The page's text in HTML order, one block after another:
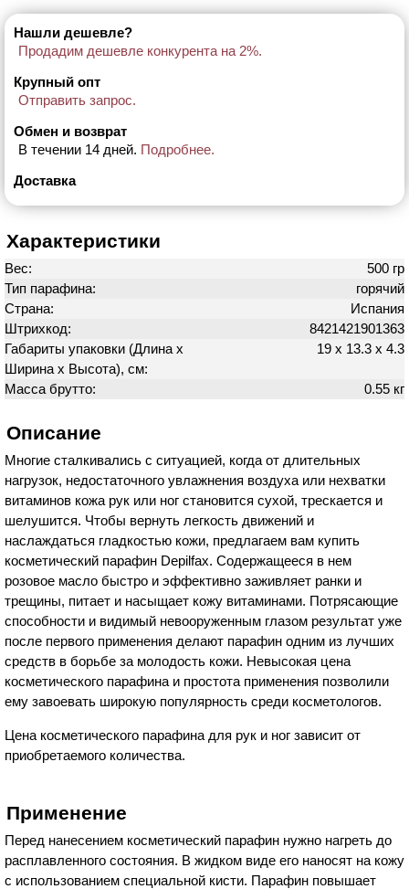
Нашли дешевле?
Продадим дешевле конкурента на 2%.
Крупный опт
Отправить запрос.
Обмен и возврат
В течении 14 дней. Подробнее.
Доставка
Характеристики
Вес:
500 гр
Тип парафина:
горячий
Страна:
Испания
Штрихкод:
8421421901363
Габариты упаковки (Длина х
Ширина х Высота), см:
19 х 13.3 х 4.3
Масса брутто: 0.55 кг
Описание
Многие сталкивались с ситуацией, когда от длительных
нагрузок, недостаточного увлажнения воздуха или нехватки
витаминов кожа рук или ног становится сухой, трескается и
шелушится. Чтобы вернуть легкость движений и
наслаждаться гладкостью кожи, предлагаем вам купить
косметический парафин Depilfax. Содержащееся в нем
розовое масло быстро и эффективно заживляет ранки и
трещины, питает и насыщает кожу витаминами. Потрясающие
способности и видимый невооруженным глазом результат уже
после первого применения делают парафин одним из лучших
средств в борьбе за молодость кожи. Невысокая цена
косметического парафина и простота применения позволили
ему завоевать широкую популярность среди косметологов.
Цена косметического парафина для рук и ног зависит от
приобретаемого количества.
Применение
Перед нанесением косметический парафин нужно нагреть до
расплавленного состояния. В жидком виде его наносят на кожу
с использованием специальной кисти. Парафин повышает